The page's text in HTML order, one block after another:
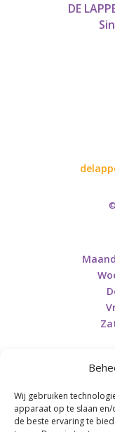
Wij gebruiken
apparaat op te slaan
de beste ervaring te
DE
Retourneren